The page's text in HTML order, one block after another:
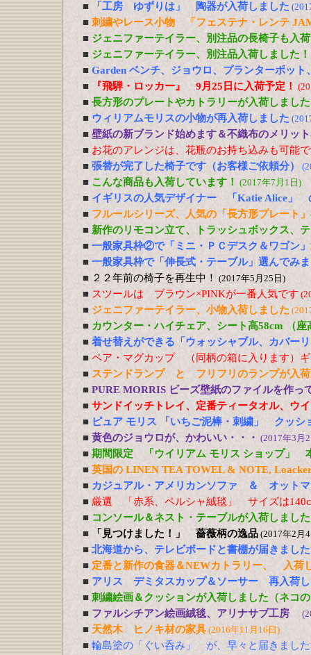
■ 「工房 ゆずりは」 陶器が入荷しました
■ 刺繍やレース小物 「フェステナ・レンテ
■ ジェニファーテイラー、別注品の長椅子も入
■ ジェニファーテイラー、別注品入荷しました！
■ Garden ベンチ、ジョウロ、プランターポット
■
『飛騨・ロッカー』 9月25日に入荷予定！
■ 長方形のプレートやカトラリーが入荷しました
■ ウィリアムモリスの小物が再入荷しました
■ 壁紙の新ブランド始めます＆不織布のメリッ
■ お花のアレンジは、花瓶のお持ち込みも可能
■ 張替が完了した椅子です（お客様ご依頼分）
■ こんな商品も入荷しています！ (2017年7月1日)
■ イギリスの人気デザイナー 「Katie Alice」
■ フルールシリーズ、人気の「長方形プレート
■ 新作のリモコン立て、トラッシュボックス、
■ 一般家具枠②で「ミニ・ＰＣデスク＆ワゴン
■ 一般家具枠で「伸長式・テーブル」選んでみ
■ ２２年前の椅子を再生中！ (2017年5月25日)
■ スツールは ブラウン×PINKが一番人気です
■ ジェニファーテイラー、小物入荷しました
■ カウンター・ハイチェア、シート高58cm （座
■ 着せ替えができる「ウォッシャブル、カバー
■ ペア・マグカップ （同柄の箱に入ります）
■ ステンドランプ と フリフリのランプが入荷
■ PURE MORRIS ビーズ壁紙のファイルを作っ
■ サンドイッチトレイ、定番ティータオル、ウ
■ ピュア モリス 「いちご泥棒・刺繍」 クッシ
■ 黄色のジョウロが、かわいい・・・ (2017年3月
■ 期間限定 「ウイリアム モリス ショップ」
■ 英国の LINEN TEA TOWEL & NOTE,
■ カジュアル・アメリカンソファ ＆ オット
■ 厳選 「赤系、ペルシャ絨毯」 サイズは
■ コンソール＆ネスト・テーブルが入荷しました
■ 「見つけました！」 薔薇柄の逸品 (2017年2月
■ 北海道から、テレビボードと書棚が届きました
■ 定番と新作の食器＆NEWカトラリー、 入荷
■ アリス デミタスカップ＆ソーサー 再入荷し
■ 刺繍絵画＆クッションが入荷しました（ネコ
■ ファルシチアン絵画絨毯、アリナサブ工房
■ 天然木 ヒノキ材の家具 (2016年11月16日)
■ 輪島塗の「ぐい呑み」 が、早々と届きました